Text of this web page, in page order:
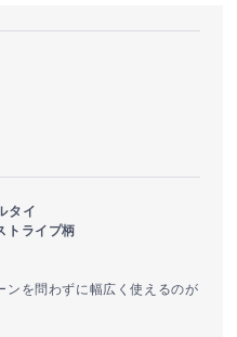
タイ
トライプ柄
ンを問わずに幅広く使えるのが